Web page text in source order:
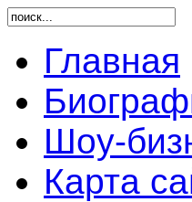
Главная
Шоу-
Карта